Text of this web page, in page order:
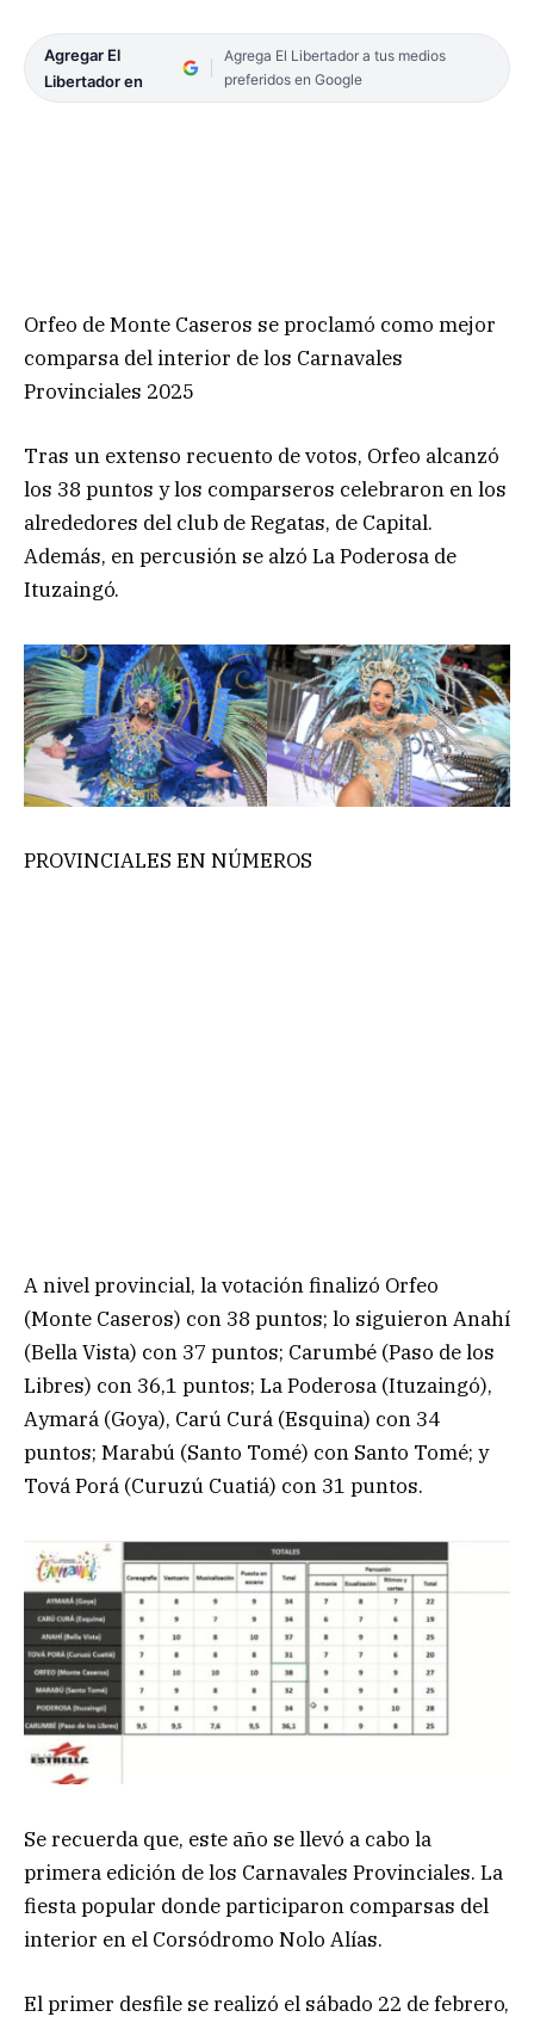
Agregar El
Libertador en
Agrega El Libertador a tus medios
preferidos en Google
Orfeo de Monte Caseros se proclamó como mejor
comparsa del interior de los Carnavales
Provinciales 2025
Tras un extenso recuento de votos, Orfeo alcanzó
los 38 puntos y los comparseros celebraron en los
alrededores del club de Regatas, de Capital.
Además, en percusión se alzó La Poderosa de
Ituzaingó.
PROVINCIALES EN NÚMEROS
A nivel provincial, la votación finalizó Orfeo
(Monte Caseros) con 38 puntos; lo siguieron Anahí
(Bella Vista) con 37 puntos; Carumbé (Paso de los
Libres) con 36,1 puntos; La Poderosa (Ituzaingó),
Aymará (Goya), Carú Curá (Esquina) con 34
puntos; Marabú (Santo Tomé) con Santo Tomé; y
Tová Porá (Curuzú Cuatiá) con 31 puntos.
Se recuerda que, este año se llevó a cabo la
primera edición de los Carnavales Provinciales. La
fiesta popular donde participaron comparsas del
interior en el Corsódromo Nolo Alías.
El primer desfile se realizó el sábado 22 de febrero,